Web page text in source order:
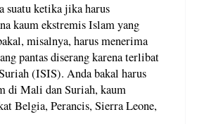
suatu ketika jika harus
kaum ekstremis Islam yang
misalnya, harus menerima
pantas diserang karena terlibat
(ISIS). Anda bakal harus
di Mali dan Suriah, kaum
Belgia, Perancis, Sierra Leone,